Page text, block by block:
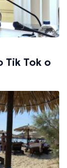
Tik Tok ο